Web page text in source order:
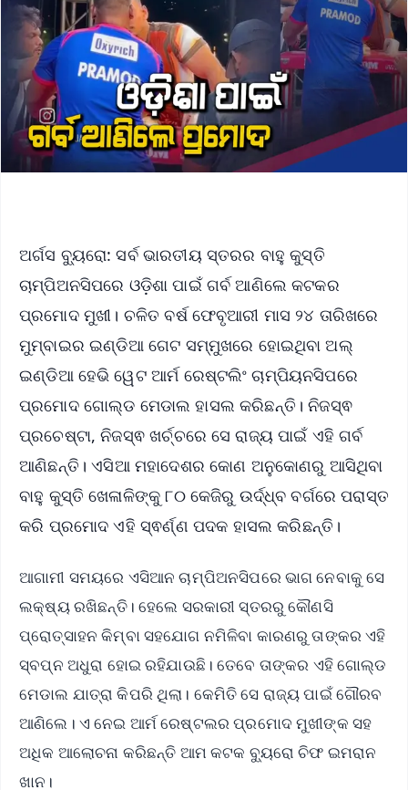
ଅର୍ଗସ ବ୍ୟୁରୋ: ସର୍ବ ଭାରତୀୟ ସ୍ତରର ବାହୁ କୁସ୍ତି
ଚାମ୍ପିଅନସିପରେ ଓଡ଼ିଶା ପାଇଁ ଗର୍ବ ଆଣିଲେ କଟକର
ପ୍ରମୋଦ ମୁଖୀ। ଚଳିତ ବର୍ଷ ଫେବୃଆରୀ ମାସ ୨୪ ତାରିଖରେ
ମୁମ୍ବାଇର ଇଣ୍ଡିଆ ଗେଟ ସମ୍ମୁଖରେ ହୋଇଥିବା ଅଲ୍
ଇଣ୍ଡିଆ ହେଭି ୱେଟ ଆର୍ମ ରେଷ୍ଟଲିଂ ଚାମ୍ପିୟନସିପରେ
ପ୍ରମୋଦ ଗୋଲ୍ଡ ମେଡାଲ ହାସଲ କରିଛନ୍ତି। ନିଜସ୍ଵ
ପ୍ରଚେଷ୍ଟା, ନିଜସ୍ଵ ଖର୍ଚ୍ଚରେ ସେ ରାଜ୍ୟ ପାଇଁ ଏହି ଗର୍ବ
ଆଣିଛନ୍ତି। ଏସିଆ ମହାଦେଶର କୋଣ ଅନୁକୋଣରୁ ଆସିଥିବା
ବାହୁ କୁସ୍ତି ଖେଳାଳିଙ୍କୁ ୮୦ କେଜିରୁ ଉର୍ଦ୍ଧ୍ବ ବର୍ଗରେ ପରାସ୍ତ
କରି ପ୍ରମୋଦ ଏହି ସ୍ଵର୍ଣ୍ଣ ପଦକ ହାସଲ କରିଛନ୍ତି।
ଆଗାମୀ ସମୟରେ ଏସିଆନ ଚାମ୍ପିଅନସିପରେ ଭାଗ ନେବାକୁ ସେ
ଲକ୍ଷ୍ୟ ରଖିଛନ୍ତି। ହେଲେ ସରକାରୀ ସ୍ତରରୁ କୌଣସି
ପ୍ରୋତ୍ସାହନ କିମ୍ବା ସହଯୋଗ ନମିଳିବା କାରଣରୁ ତାଙ୍କର ଏହି
ସ୍ବପ୍ନ ଅଧୁରା ହୋଇ ରହିଯାଉଛି। ତେବେ ତାଙ୍କର ଏହି ଗୋଲ୍ଡ
ମେଡାଲ ଯାତ୍ରା କିପରି ଥିଲା। କେମିତି ସେ ରାଜ୍ୟ ପାଇଁ ଗୌରବ
ଆଣିଲେ। ଏ ନେଇ ଆର୍ମ ରେଷ୍ଟଲର ପ୍ରମୋଦ ମୁଖୀଙ୍କ ସହ
ଅଧିକ ଆଲୋଚନା କରିଛନ୍ତି ଆମ କଟକ ବ୍ୟୁରୋ ଚିଫ ଇମରାନ
ଖାନ।